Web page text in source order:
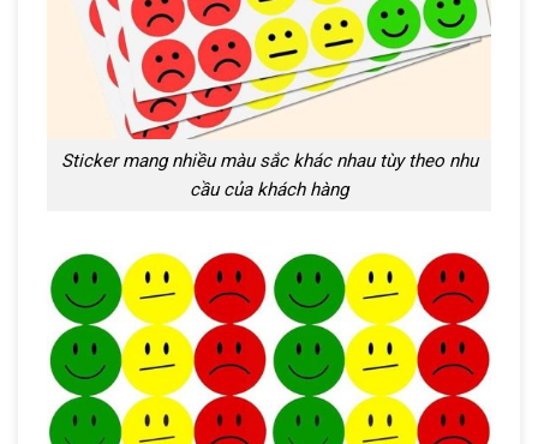
Sticker mang nhiều màu sắc khác nhau tùy theo nhu
cầu của khách hàng